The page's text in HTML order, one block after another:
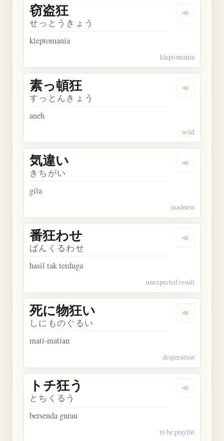
Dengarkan
窃盗狂
せっとうきょう
kleptomania
kleptomania
Dengarkan
素っ頓狂
すっとんきょう
aneh
wild
Dengarkan
気違い
きちがい
gila
madness
Dengarkan
番狂わせ
ばんくるわせ
hasil tak terduga
unexpected result
Dengarkan
死に物狂い
しにものぐるい
mati-matian
desperation
Dengarkan
トチ狂う
とちくるう
bersenda gurau
to be playful